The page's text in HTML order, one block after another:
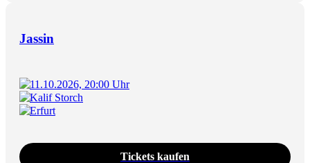
Jassin
11.10.2026, 20:00 Uhr
Kalif Storch
Erfurt
Tickets kaufen